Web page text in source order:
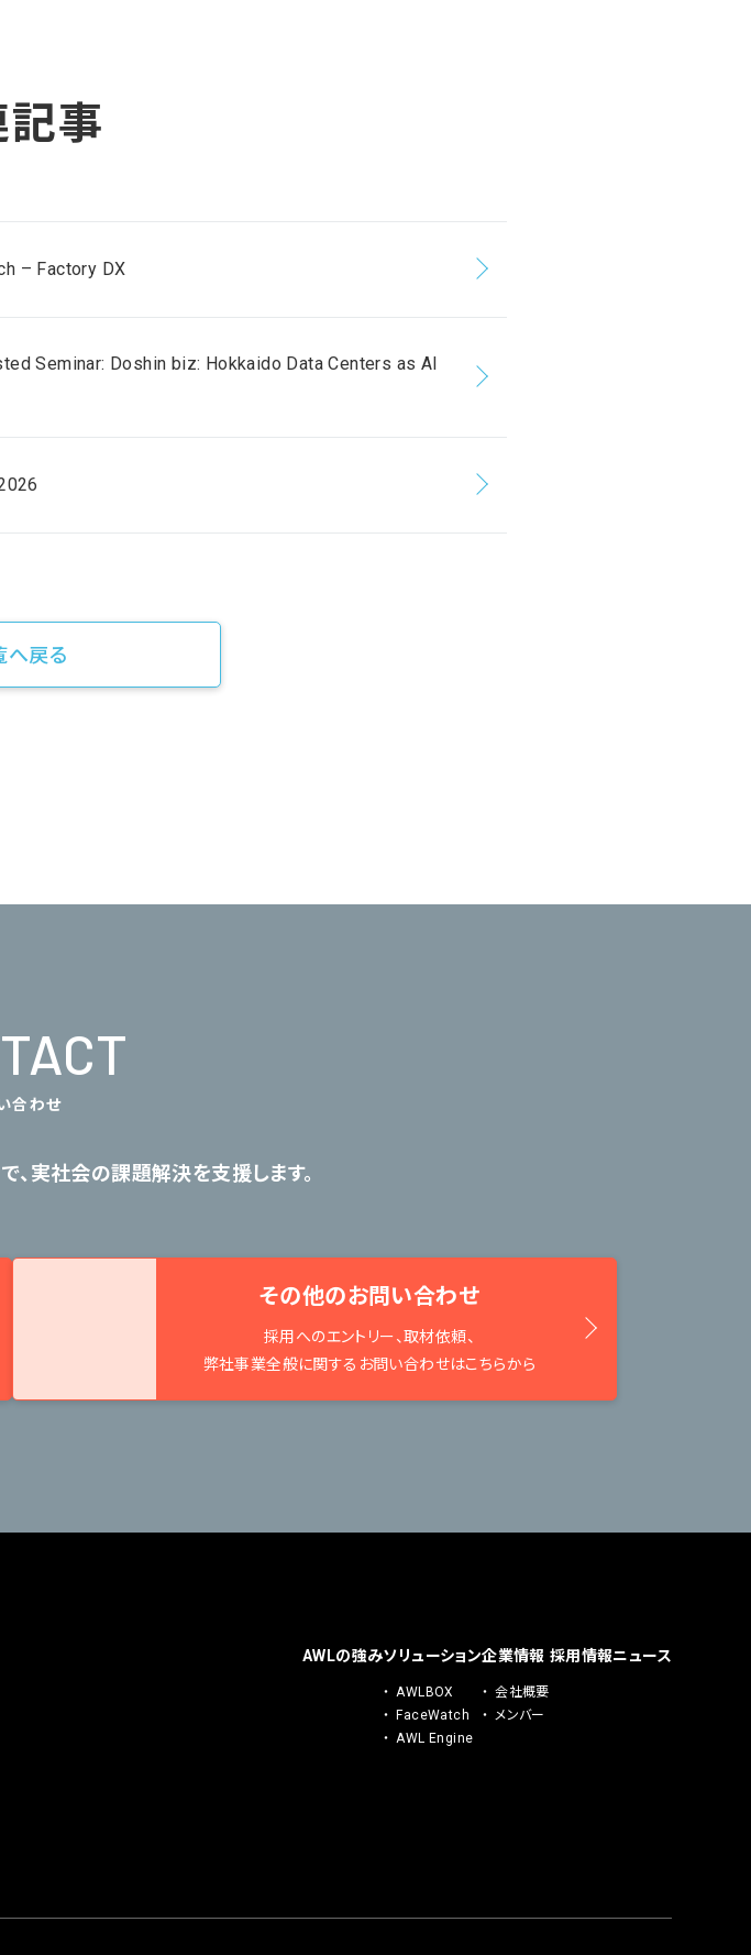
記事
– Factory DX
Seminar: Doshin biz: Hokkaido Data Centers as AI
へ戻る
合わせ
、 実社会の課題解決を支援します。
その他のお問い合わせ
採用へのエントリー、取材依頼、
弊社事業全般に関するお問い合わせはこちらから
AWLの強みソリューション
AWLBOX
FaceWatch
AWL Engine
企業情報
会社概要
メンバー
採用情報ニュース